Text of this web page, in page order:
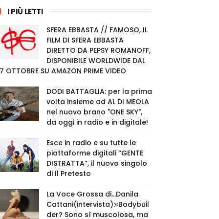
I PIÙ LETTI
SFERA EBBASTA // FAMOSO, IL
FILM DI SFERA EBBASTA
DIRETTO DA PEPSY ROMANOFF,
DISPONIBILE WORLDWIDE DAL
OTTOBRE SU AMAZON PRIME VIDEO
DODI BATTAGLIA: per la prima
volta insieme ad AL DI MEOLA
nel nuovo brano "ONE SKY",
da oggi in radio e in digitale!
Esce in radio e su tutte le
piattaforme digitali “GENTE
DISTRATTA”, il nuovo singolo
di Il Pretesto
La Voce Grossa di…Danila
Cattani(intervista):«Bodybuil
der? Sono sì muscolosa, ma